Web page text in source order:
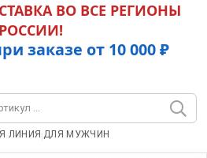
ВО ВСЕ РЕГИОНЫ
РОССИИ!
заказе от 10 000 ₽
ЛИНИЯ |ДЛЯ МУЖЧИН